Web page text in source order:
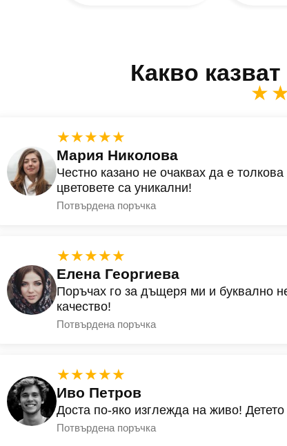
Какво
★★★★★
Мария Николова
Честно казано не очаквах да е
цветовете са уникални!
Потвърдена поръчка
★★★★★
Елена Георгиева
Поръчах го за дъщеря ми и буквално
качество!
Потвърдена поръчка
★★★★★
Иво Петров
Доста по-яко изглежда на живо!
Потвърдена поръчка